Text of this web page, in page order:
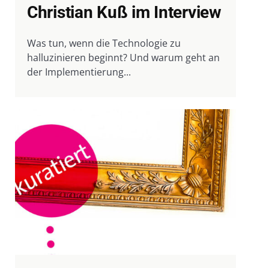
Christian Kuß im Interview
Was tun, wenn die Technologie zu
halluzinieren beginnt? Und warum geht an
der Implementierung...